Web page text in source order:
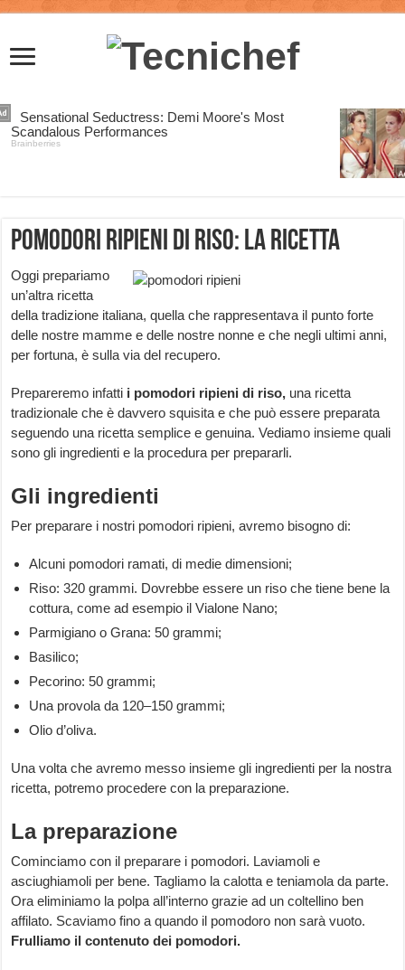
Pomodori ripieni di riso: la ricetta
Oggi prepariamo
un’altra ricetta
della tradizione italiana, quella che rappresentava il punto forte
delle nostre mamme e delle nostre nonne e che negli ultimi anni,
per fortuna, è sulla via del recupero.
Prepareremo infatti i pomodori ripieni di riso, una ricetta
tradizionale che è davvero squisita e che può essere preparata
seguendo una ricetta semplice e genuina. Vediamo insieme quali
sono gli ingredienti e la procedura per prepararli.
Gli ingredienti
Per preparare i nostri pomodori ripieni, avremo bisogno di:
Alcuni pomodori ramati, di medie dimensioni;
Riso: 320 grammi. Dovrebbe essere un riso che tiene bene la
cottura, come ad esempio il Vialone Nano;
Parmigiano o Grana: 50 grammi;
Basilico;
Pecorino: 50 grammi;
Una provola da 120–150 grammi;
Olio d’oliva.
Una volta che avremo messo insieme gli ingredienti per la nostra
ricetta, potremo procedere con la preparazione.
La preparazione
Cominciamo con il preparare i pomodori. Laviamoli e
asciughiamoli per bene. Tagliamo la calotta e teniamola da parte.
Ora eliminiamo la polpa all’interno grazie ad un coltellino ben
affilato. Scaviamo fino a quando il pomodoro non sarà vuoto.
Frulliamo il contenuto dei pomodori.